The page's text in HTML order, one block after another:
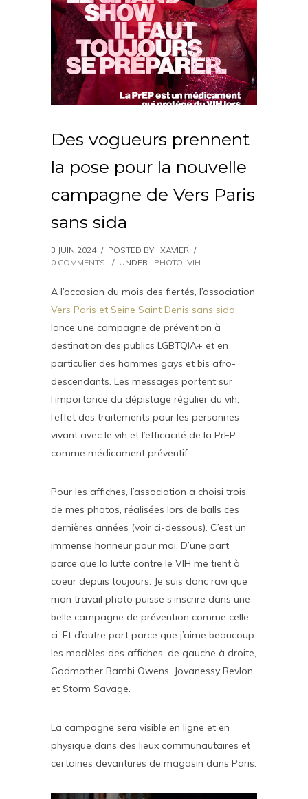
Des vogueurs prennent
la pose pour la nouvelle
campagne de Vers Paris
sans sida
3 JUIN 2024 / POSTED BY : XAVIER /
0 COMMENTS
/ UNDER : PHOTO, VIH
A l’occasion du mois des fiertés, l’association
Vers Paris et Seine Saint Denis sans sida
lance une campagne de prévention à
destination des publics LGBTQIA+ et en
particulier des hommes gays et bis afro-
descendants. Les messages portent sur
l’importance du dépistage régulier du vih,
l’effet des traitements pour les personnes
vivant avec le vih et l’efficacité de la PrEP
comme médicament préventif.
Pour les affiches, l’association a choisi trois
de mes photos, réalisées lors de balls ces
dernières années (voir ci-dessous). C’est un
immense honneur pour moi. D’une part
parce que la lutte contre le VIH me tient à
coeur depuis toujours. Je suis donc ravi que
mon travail photo puisse s’inscrire dans une
belle campagne de prévention comme celle-
ci. Et d’autre part parce que j’aime beaucoup
les modèles des affiches, de gauche à droite,
Godmother Bambi Owens, Jovanessy Revlon
et Storm Savage.
La campagne sera visible en ligne et en
physique dans des lieux communautaires et
certaines devantures de magasin dans Paris.